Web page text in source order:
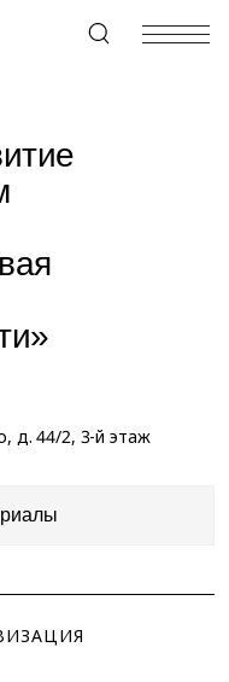
+7 (495) 967-80-80
д. 44/2, 3-й этаж